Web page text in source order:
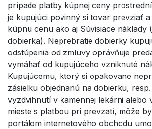
prípade platby kúpnej ceny
je kupujúci povinný si tovar prevziať
kúpnu cenu ako aj Súvisiace náklady
dobierka). Neprebratie dobierky
odstúpenia od zmluvy oprávňuje
vymáhať od kupujúceho vzniknuté
Kupujúcemu, ktorý si opakovane
zásielku objednanú na dobierku,
vyzdvihnutí v kamennej lekárni alebo
mieste s platbou pri prevzatí, môže
portálom internetového obchodu